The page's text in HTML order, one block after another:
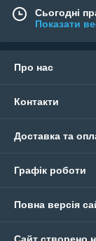
Сьогодні
Показати
Про нас
Контакти
Доставка та
Графік роботи
Повна версія